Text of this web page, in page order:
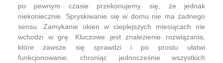
po pewnym czasie przekonujemy się, że jednak
niekoniecznie. Spryskiwanie się w domu nie ma żadnego
sensu. Zamykanie okien w cieplejszych miesiącach nie
wchodzi w grę. Kluczowe jest znalezienie rozwiązania,
które zawsze się sprawdzi i po prostu ułatwi
funkcjonowanie, chroniąc jednocześnie wszystkich